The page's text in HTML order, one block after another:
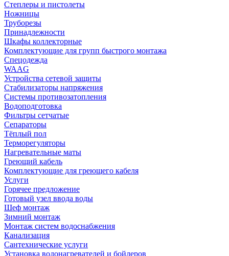
Степлеры и пистолеты
Ножницы
Труборезы
Принадлежности
Шкафы коллекторные
Комплектующие для групп быстрого монтажа
Спецодежда
WAAG
Устройства сетевой защиты
Стабилизаторы напряжения
Системы противозатопления
Водоподготовка
Фильтры сетчатые
Сепараторы
Тёплый пол
Терморегуляторы
Нагревательные маты
Греющий кабель
Комплектующие для греющего кабеля
Услуги
Горячее предложение
Готовый узел ввода воды
Шеф монтаж
Зимний монтаж
Монтаж систем водоснабжения
Канализация
Сантехнические услуги
Установка водонагревателей и бойлеров